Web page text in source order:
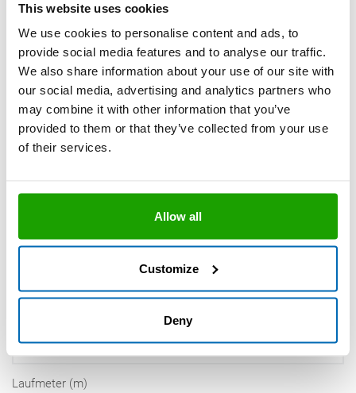
This website uses cookies
We use cookies to personalise content and ads, to
provide social media features and to analyse our traffic.
We also share information about your use of our site with
our social media, advertising and analytics partners who
may combine it with other information that you’ve
provided to them or that they’ve collected from your use
of their services.
Allow all
Customize
Deny
Lager verfügbar.
Verbrauchsrechner
Hinweis: Die Werte sind überschlägig ermittelt und dienen als
Anhaltspunkt bei rechteckigen Fugen. Die Fugentiefe ist
Fugentiefe (mm)
Laufmeter (m)